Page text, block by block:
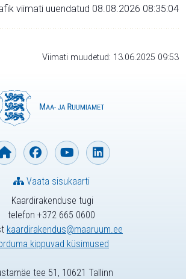
viimati uuendatud 08.08.2026 08:35:04
Viimati muudetud: 13.06.2025 09:53
Kaardirakenduse tugi
telefon +372 665 0600
kaardirakendus@maaruum.ee
kippuvad küsimused
Vaata sisukaarti
tee 51, 10621 Tallinn